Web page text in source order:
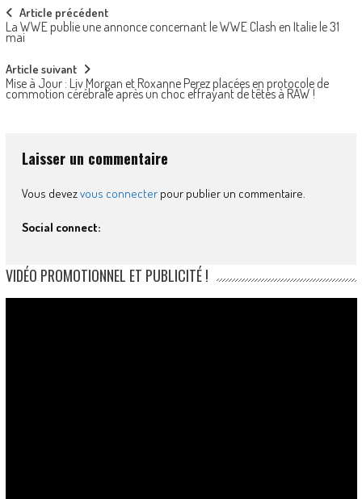
Post
navigation
Article précédent
La WWE publie une annonce concernant le WWE Clash en Italie le 31
mai
Article suivant
Mise à Jour : Liv Morgan et Roxanne Perez placées en protocole de
commotion cérébrale après un choc effrayant de têtes à RAW !
Laisser un commentaire
Vous devezvous connecterpour publier un commentaire.
Social connect:
VIDÉO PROMOTIONNEL ET PUBLICITÉ !